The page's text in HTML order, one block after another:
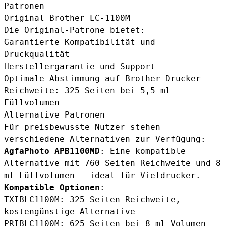
Patronen
Original Brother LC-1100M
Die Original-Patrone bietet:
Garantierte Kompatibilität und
Druckqualität
Herstellergarantie und Support
Optimale Abstimmung auf Brother-Drucker
Reichweite: 325 Seiten bei 5,5 ml
Füllvolumen
Alternative Patronen
Für preisbewusste Nutzer stehen
verschiedene Alternativen zur Verfügung:
AgfaPhoto APB1100MD : Eine kompatible
Alternative mit 760 Seiten Reichweite und 8
ml Füllvolumen - ideal für Vieldrucker.
Kompatible Optionen :
TXIBLC1100M : 325 Seiten Reichweite,
kostengünstige Alternative
PRIBLC1100M : 625 Seiten bei 8 ml Volumen